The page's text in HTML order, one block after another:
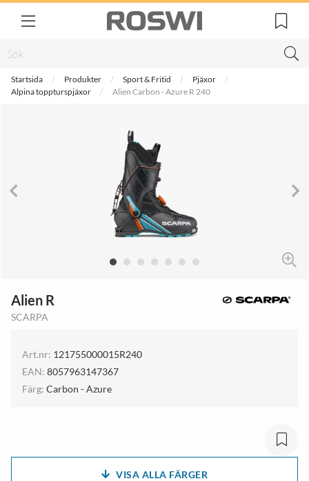
Startsida Produkter Sport & Fritid
Pjäxor
Alpina toppturspjäxor
Alien Carbon - Azure R 240
Alien R
SCARPA
Art.nr: 121755000015R240
EAN: 8057963147367
Färg: Carbon - Azure
VISA ALLA FÄRGER